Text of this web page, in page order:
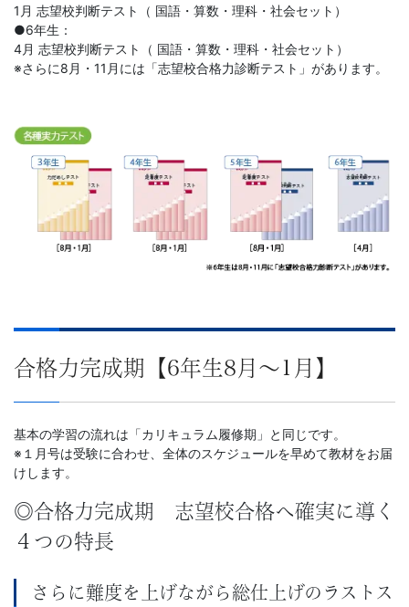
1月 志望校判断テスト（ 国語・算数・理科・社会セット）
●6年生：
4月 志望校判断テスト（ 国語・算数・理科・社会セット）
※さらに8月・11月には「志望校合格力診断テスト」があります。
合格力完成期【6年生8月～1月】
基本の学習の流れは「カリキュラム履修期」と同じです。
※１月号は受験に合わせ、全体のスケジュールを早めて教材をお届
けします。
◎合格力完成期 志望校合格へ確実に導く
４つの特長
さらに難度を上げながら総仕上げのラストス